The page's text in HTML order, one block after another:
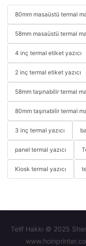
80mm masaüstü termal
58mm masaüstü termal
4 inç termal etiket yazıcı
2 inç termal etiket yazıcı
58mm taşınabilir termal
80mm taşınabilir termal
3 inç termal yazıcı
panel termal yazıcı
Kiosk termal yazıcı
Telif Hakkı © 2025